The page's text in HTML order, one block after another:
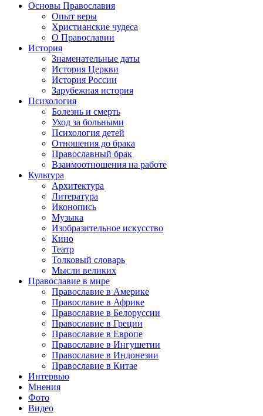
Основы Православия
Опыт веры
Христианские чудеса
О Православии
История
Знаменательные даты
История Церкви
История России
Зарубежная история
Психология
Болезнь и смерть
Уход за больными
Психология детей
Отношения до брака
Православный брак
Взаимоотношения на работе
Культура
Архитектура
Литература
Иконопись
Музыка
Изобразительное искусство
Кино
Театр
Толковый словарь
Мысли великих
Православие в мире
Православие в Америке
Православие в Африке
Православие в Белоруссии
Православие в Греции
Православие в Европе
Православие в Ингушетии
Православие в Индонезии
Православие в Китае
Интервью
Мнения
Фото
Видео